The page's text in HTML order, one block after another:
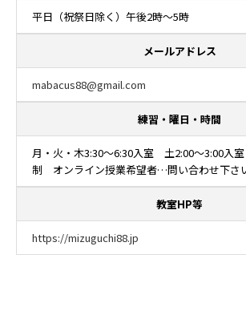
平日（祝祭日除く）午後2時～5時
メールアドレス
mabacus88@gmail.com
練習・曜日・時間
月・火・木3:30～6:30入室 土2:00～3:00入
制 オンライン授業希望者…問い合わせ下さい
教室HP等
https://mizuguchi88.jp